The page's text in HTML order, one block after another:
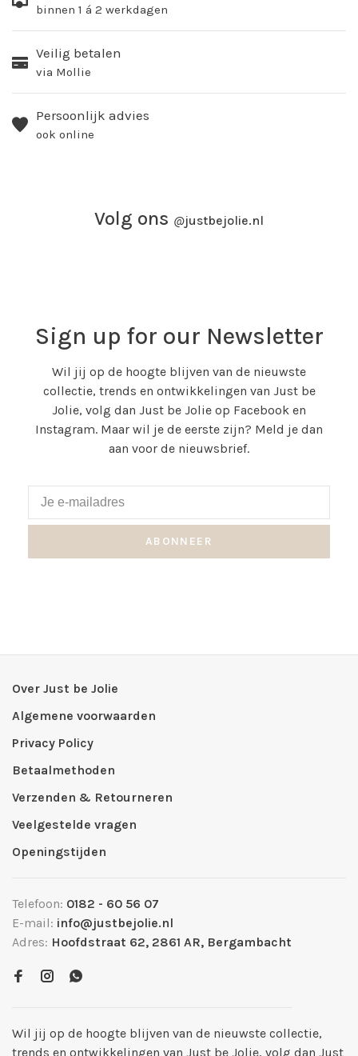
binnen 1 á 2 werkdagen
Veilig betalen
via Mollie
Persoonlijk advies
ook online
Volg ons @justbejolie.nl
Sign up for our Newsletter
Wil jij op de hoogte blijven van de nieuwste
collectie, trends en ontwikkelingen van Just be
Jolie, volg dan Just be Jolie op Facebook en
Instagram. Maar wil je de eerste zijn? Meld je dan
aan voor de nieuwsbrief.
ABONNEER
Over Just be Jolie
Algemene voorwaarden
Privacy Policy
Betaalmethoden
Verzenden & Retourneren
Veelgestelde vragen
Openingstijden
Telefoon: 0182 - 60 56 07
E-mail: info@justbejolie.nl
Adres: Hoofdstraat 62, 2861 AR, Bergambacht
Wil jij op de hoogte blijven van de nieuwste collectie,
trends en ontwikkelingen van Just be Jolie, volg dan Just